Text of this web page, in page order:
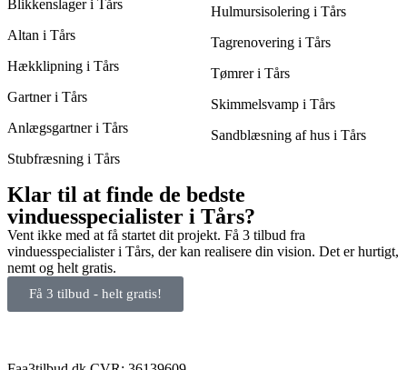
Blikkenslager i Tårs
Altan i Tårs
Hækklipning i Tårs
Gartner i Tårs
Anlægsgartner i Tårs
Stubfræsning i Tårs
Hulmursisolering i Tårs
Tagrenovering i Tårs
Tømrer i Tårs
Skimmelsvamp i Tårs
Sandblæsning af hus i Tårs
Klar til at finde de bedste
vinduesspecialister i Tårs?
Vent ikke med at få startet dit projekt. Få 3 tilbud fra
vinduesspecialister i Tårs, der kan realisere din vision. Det er hurtigt,
nemt og helt gratis.
Få 3 tilbud - helt gratis!